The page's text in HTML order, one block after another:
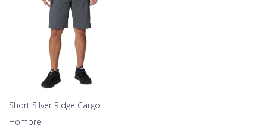
Short Silver Ridge Cargo
Hombre